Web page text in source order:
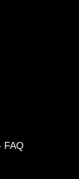
FAQ